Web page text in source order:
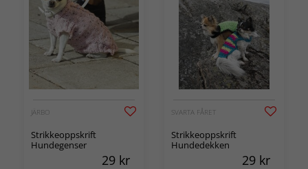
JÄRBO
Strikkeoppskrift
Hundegenser
29 kr
SVARTA FÅRET
Strikkeoppskrift
Hundedekken
29 kr